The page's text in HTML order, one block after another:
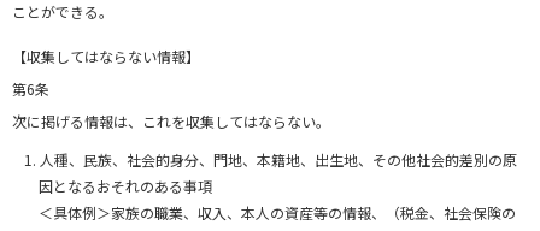
ことができる。
【収集してはならない情報】
第6条
次に掲げる情報は、これを収集してはならない。
人種、民族、社会的身分、門地、本籍地、出生地、その他社会的差別の原
因となるおそれのある事項
＜具体例＞家族の職業、収入、本人の資産等の情報、（税金、社会保険の